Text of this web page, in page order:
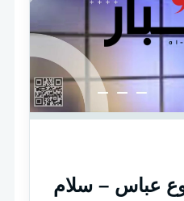
عباس – سلام